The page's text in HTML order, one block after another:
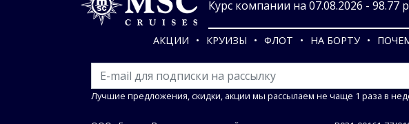
Курс компании на 07.08.2026 - 98.77
АКЦИИ КРУИЗЫ ФЛОТ НА БОРТУ
Лучшие предложения, скидки, акции мы рассылаем не чаще 1 раза в